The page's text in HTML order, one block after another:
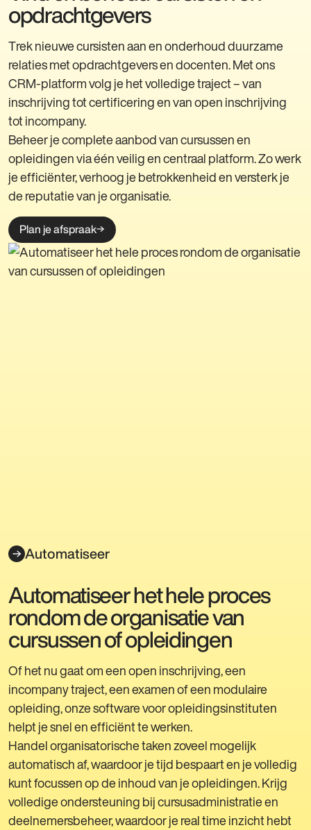
opdrachtgevers
Trek nieuwe cursisten aan en onderhoud duurzame
relaties met opdrachtgevers en docenten. Met ons
CRM-platform volg je het volledige traject – van
inschrijving tot certificering en van open inschrijving
tot incompany.
Beheer je complete aanbod van cursussen en
opleidingen via één veilig en centraal platform. Zo werk
je efficiënter, verhoog je betrokkenheid en versterk je
de reputatie van je organisatie.
Plan je afspraak
Automatiseer
Automatiseer het hele proces
rondom de organisatie van
cursussen of opleidingen
Of het nu gaat om een open inschrijving, een
incompany traject, een examen of een modulaire
opleiding, onze software voor opleidingsinstituten
helpt je snel en efficiënt te werken.
Handel organisatorische taken zoveel mogelijk
automatisch af, waardoor je tijd bespaart en je volledig
kunt focussen op de inhoud van je opleidingen. Krijg
volledige ondersteuning bij cursusadministratie en
deelnemersbeheer, waardoor je real time inzicht hebt